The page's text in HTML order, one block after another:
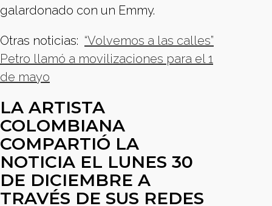
galardonado con un Emmy.
Otras noticias: “Volvemos a las calles”
Petro llamó a movilizaciones para el 1
de mayo
LA ARTISTA
COLOMBIANA
COMPARTIÓ LA
NOTICIA EL LUNES 30
DE DICIEMBRE A
TRAVÉS DE SUS REDES